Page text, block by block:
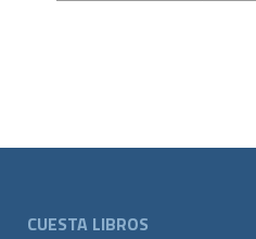
CUESTA LIBROS